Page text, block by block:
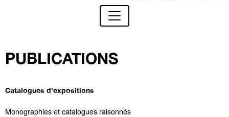
PUBLICATIONS
Catalogues d'expositions
Monographies et catalogues raisonnés